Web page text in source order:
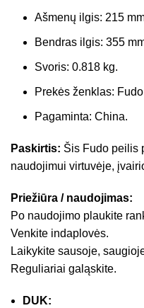
Ašmenų ilgis: 215
Bendras ilgis: 355
Svoris: 0.818 kg.
Prekės ženklas:
Pagaminta: China.
Paskirtis: Šis Fudo peilis
naudojimui virtuvėje,
Priežiūra / naudojimas:
Po naudojimo plaukite
Venkite indaplovės.
Laikykite sausoje,
Reguliariai galąskite.
DUK: